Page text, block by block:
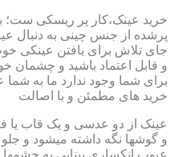
خرید عینک،کار پر ریسکی ست؛
پرشده از جنس چینی به دنبال
جای تلاش برای یافتن عینکی
و قابل اعتماد باشید و چشمان
برای شما وجود ندارد ما به
خرید های مطمئن و با اصالت
عینک از دو عدسی و یک قاب
و گوشها نگه داشته میشود و